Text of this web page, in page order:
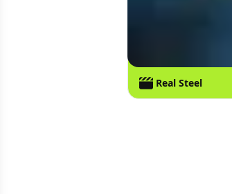
Real Steel